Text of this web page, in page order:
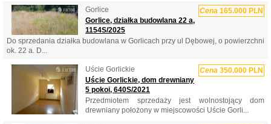
Gorlice Cena 165.000 PLN
Gorlice, działka budowlana 22 a,
1154S/2025
Do sprzedania działka budowlana w Gorlicach przy ul Dębowej, o powierzchni
ok. 22 a. D...
Uście Gorlickie Cena 350.000 PLN
Uście Gorlickie, dom drewniany
5 pokoi, 640S/2021
Przedmiotem sprzedaży jest wolnostojący dom
drewniany położony w miejscowości Uście Gorli...